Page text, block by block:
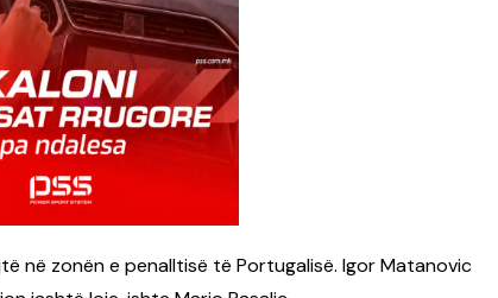
në zonën e penalltisë të Portugalisë. Igor Matanovic